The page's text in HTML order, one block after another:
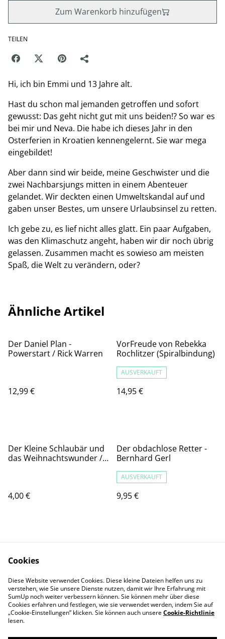
Zum Warenkorb hinzufügen
TEILEN
Hi, ich bin Emmi und 13 Jahre alt.
Hast du schon mal jemanden getroffen und sofort
gewusst: Das geht nicht gut mit uns beiden!? So war es
bei mir und Neva. Die habe ich dieses Jahr in den
Osterferien in Kroatien kennengelernt. Sie war mega
eingebildet!
Aber dann sind wir beide, meine Geschwister und die
zwei Nachbarsjungs mitten in einem Abenteuer
gelandet. Wir deckten einen Umweltskandal auf und
gaben unser Bestes, um unsere Urlaubsinsel zu retten.
Ich gebe zu, es lief nicht alles glatt. Ein paar Aufgaben,
was den Klimaschutz angeht, haben wir dir noch übrig
gelassen. Zusammen macht es sowieso am meisten
Spaß, die Welt zu verändern, oder?
Ähnliche Artikel
Der Daniel Plan -
Powerstart / Rick Warren
12,99 €
VorFreude von Rebekka
Rochlitzer (Spiralbindung)
AUSVERKAUFT
14,95 €
Der Kleine Schlaubär und
das Weihnachtswunder /
4,00 €
Der obdachlose Retter -
Bernhard Gerl
AUSVERKAUFT
9,95 €
Kontaktieren Sie uns
Rechtliche
Bestimmungen
Datenschutzbestimm
ungen von SumUp
Cookie-Richtlinie
Cookies
Diese Website verwendet Cookies. Diese kleine Dateien helfen uns zu
verstehen, wie Sie unsere Dienste nutzen, damit wir Ihre Erfahrung mit
SumUp noch weiter verbessern können. Sie können mehr über diese
Cookies erfahren und festlegen, wie sie verwendet werden, indem Sie auf
„Cookie-Einstellungen” klicken. Sie können auch unsereCookie-Richtlinie
lesen.